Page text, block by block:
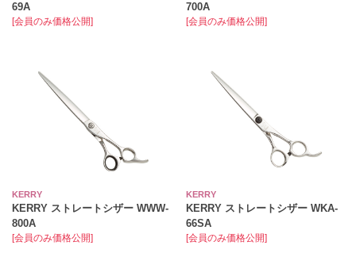
69A
[会員のみ価格公開]
700A
[会員のみ価格公開]
KERRY
KERRY ストレートシザー WWW-
800A
[会員のみ価格公開]
KERRY
KERRY ストレートシザー WKA-
66SA
[会員のみ価格公開]